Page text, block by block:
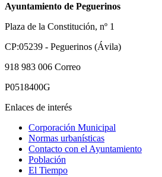
Ayuntamiento de Peguerinos
Plaza de la Constitución, nº 1
CP:05239 - Peguerinos (Ávila)
918 983 006 Correo
P0518400G
Enlaces de interés
Corporación Municipal
Normas urbanísticas
Contacto con el Ayuntamiento
Población
El Tiempo